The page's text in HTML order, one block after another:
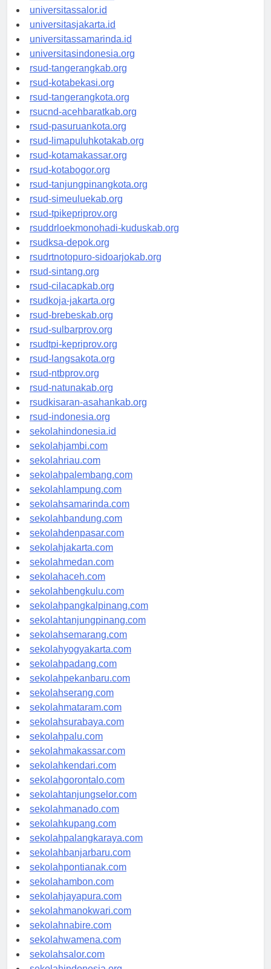
universitaswalesi.id
universitassalor.id
universitasjakarta.id
universitassamarinda.id
universitasindonesia.org
rsud-tangerangkab.org
rsud-kotabekasi.org
rsud-tangerangkota.org
rsucnd-acehbaratkab.org
rsud-pasuruankota.org
rsud-limapuluhkotakab.org
rsud-kotamakassar.org
rsud-kotabogor.org
rsud-tanjungpinangkota.org
rsud-simeuluekab.org
rsud-tpikepriprov.org
rsuddrloekmonohadi-kuduskab.org
rsudksa-depok.org
rsudrtnotopuro-sidoarjokab.org
rsud-sintang.org
rsud-cilacapkab.org
rsudkoja-jakarta.org
rsud-brebeskab.org
rsud-sulbarprov.org
rsudtpi-kepriprov.org
rsud-langsakota.org
rsud-ntbprov.org
rsud-natunakab.org
rsudkisaran-asahankab.org
rsud-indonesia.org
sekolahindonesia.id
sekolahjambi.com
sekolahriau.com
sekolahpalembang.com
sekolahlampung.com
sekolahsamarinda.com
sekolahbandung.com
sekolahdenpasar.com
sekolahjakarta.com
sekolahmedan.com
sekolahaceh.com
sekolahbengkulu.com
sekolahpangkalpinang.com
sekolahtanjungpinang.com
sekolahsemarang.com
sekolahyogyakarta.com
sekolahpadang.com
sekolahpekanbaru.com
sekolahserang.com
sekolahmataram.com
sekolahsurabaya.com
sekolahpalu.com
sekolahmakassar.com
sekolahkendari.com
sekolahgorontalo.com
sekolahtanjungselor.com
sekolahmanado.com
sekolahkupang.com
sekolahpalangkaraya.com
sekolahbanjarbaru.com
sekolahpontianak.com
sekolahambon.com
sekolahjayapura.com
sekolahmanokwari.com
sekolahnabire.com
sekolahwamena.com
sekolahsalor.com